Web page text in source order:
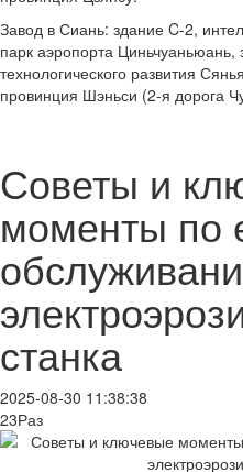
Завод в Сиань: здание C-2,
парк аэропорта Циньчуаньюань,
технологического развития
провинция Шэньси (2-я дорога
Советы и
моменты по
станка
2025-08-30 11:38:38
23Раз